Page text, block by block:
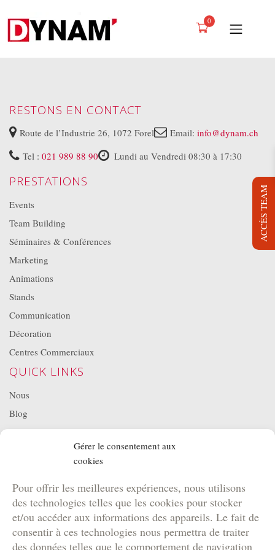
0
Gérer le consentement aux
cookies
Pour offrir les meilleures expériences, nous utilisons
des technologies telles que les cookies pour stocker
et/ou accéder aux informations des appareils. Le fait de
consentir à ces technologies nous permettra de traiter
des données telles que le comportement de navigation
RESTONS EN CONTACT
Route de l’Industrie 26, 1072 Forel Email: info@dynam.ch
Tel : 021 989 88 90 Lundi au Vendredi 08:30 à 17:30
PRESTATIONS
Events
Team Building
Séminaires & Conférences
Marketing
Animations
Stands
Communication
Décoration
Centres Commerciaux
QUICK LINKS
Nous
Blog
Projets
Location de matériel
NOS BROCHURES
Brochure Team Building
Brochure Outdoor
Brochure Agence
LOCATION
ACCÈS TEAM